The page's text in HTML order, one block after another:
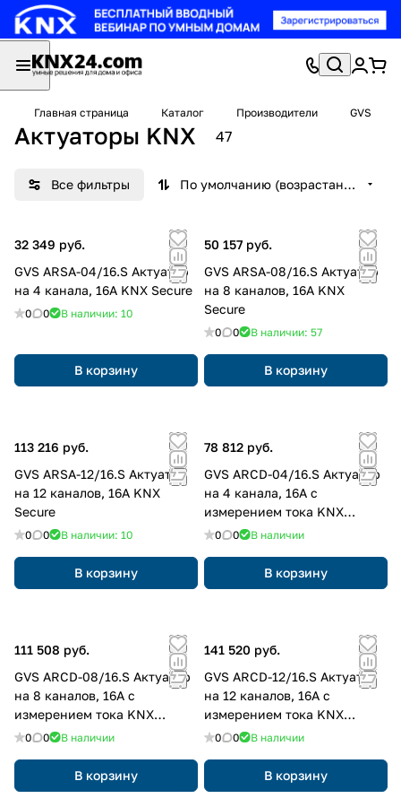
Главная страница Каталог Производители GVS
Актуаторы KNX 47
Все фильтры По умолчанию (возрастание)
32 349 руб.
GVS ARSA-04/16.S Актуатор
на 4 канала, 16А KNX Secure
0 0 В наличии: 10
В корзину
50 157 руб.
GVS ARSA-08/16.S Актуатор
на 8 каналов, 16А KNX
Secure
0 0 В наличии: 57
В корзину
113 216 руб.
GVS ARSA-12/16.S Актуатор
на 12 каналов, 16А KNX
Secure
0 0 В наличии: 10
В корзину
78 812 руб.
GVS ARCD-04/16.S Актуатор
на 4 канала, 16А с
измерением тока KNX
Secure
0 0 В наличии
В корзину
111 508 руб.
GVS ARCD-08/16.S Актуатор
на 8 каналов, 16А с
измерением тока KNX
Secure
0 0 В наличии
В корзину
141 520 руб.
GVS ARCD-12/16.S Актуатор
на 12 каналов, 16А с
измерением тока KNX
Secure
0 0 В наличии
В корзину